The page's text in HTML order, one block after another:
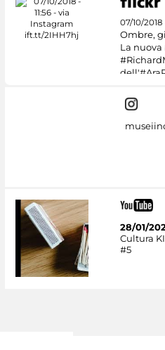
07/10/2018
Ombre,
La
28/01/
Cultura
#5